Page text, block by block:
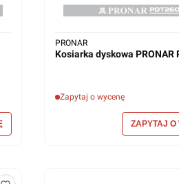
Kosiarka dyskowa PRONAR
Zapytaj o wycenę
PRONAR